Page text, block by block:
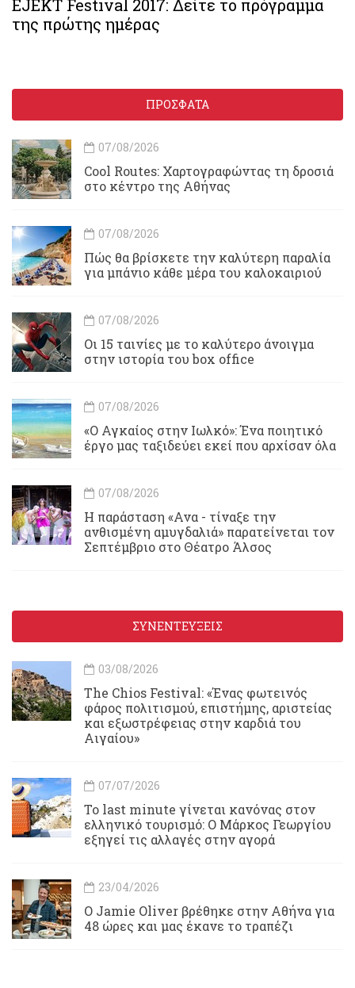
EJEKT Festival 2017: Δείτε το πρόγραμμα
της πρώτης ημέρας
ΠΡΟΣΦΑΤΑ
07/08/2026
Cool Routes: Χαρτογραφώντας τη δροσιά
στο κέντρο της Αθήνας
07/08/2026
Πώς θα βρίσκετε την καλύτερη παραλία
για μπάνιο κάθε μέρα του καλοκαιριού
07/08/2026
Οι 15 ταινίες με το καλύτερο άνοιγμα
στην ιστορία του box office
07/08/2026
«Ο Αγκαίος στην Ιωλκό»: Ένα ποιητικό
έργο μας ταξιδεύει εκεί που αρχίσαν όλα
07/08/2026
Η παράσταση «Ανα - τίναξε την
ανθισμένη αμυγδαλιά» παρατείνεται τον
Σεπτέμβριο στο Θέατρο Άλσος
ΣΥΝΕΝΤΕΥΞΕΙΣ
03/08/2026
Τhe Chios Festival: «Ένας φωτεινός
φάρος πολιτισμού, επιστήμης, αριστείας
και εξωστρέφειας στην καρδιά του
Αιγαίου»
07/07/2026
Το last minute γίνεται κανόνας στον
ελληνικό τουρισμό: Ο Μάρκος Γεωργίου
εξηγεί τις αλλαγές στην αγορά
23/04/2026
Ο Jamie Oliver βρέθηκε στην Αθήνα για
48 ώρες και μας έκανε το τραπέζι